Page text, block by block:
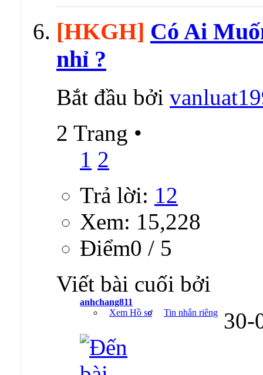
[HKGH] Có Ai
nhỉ ?
Bắt đầu bởi
2 Trang •
1 2
Trả lời: 12
Xem: 15,228
Ðiểm0 / 5
Viết bài cuối bởi
anhchang811
Xem Hồ sơ
Tin nhắn riêng 30-